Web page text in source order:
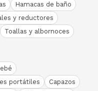
Hamacas de baño
y reductores
Toallas y albornoces
portátiles
Capazos